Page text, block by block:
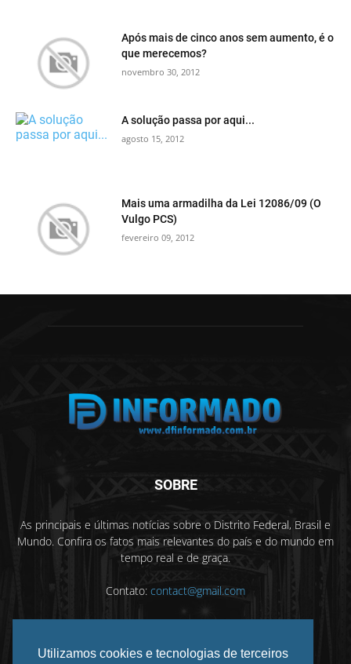
Utilizamos cookies e tecnologias de terceiros
Após mais de cinco anos sem aumento, é o
que merecemos?
novembro 30, 2012
A solução passa por aqui...
agosto 15, 2012
Mais uma armadilha da Lei 12086/09 (O
Vulgo PCS)
fevereiro 09, 2012
SOBRE
As principais e últimas notícias sobre o Distrito Federal, Brasil e
Mundo. Confira os fatos mais relevantes do país e do mundo em
tempo real e de graça.
Contato: contact@gmail.com